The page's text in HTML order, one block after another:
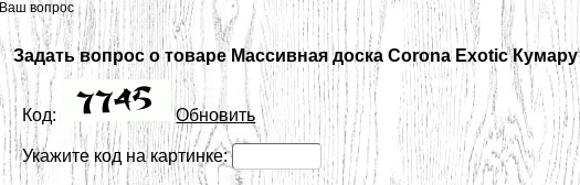
Ваш вопрос
Задать вопрос о товаре Массивная доска Corona Exotic Кумару
Код: Обновить
Укажите код на картинке: